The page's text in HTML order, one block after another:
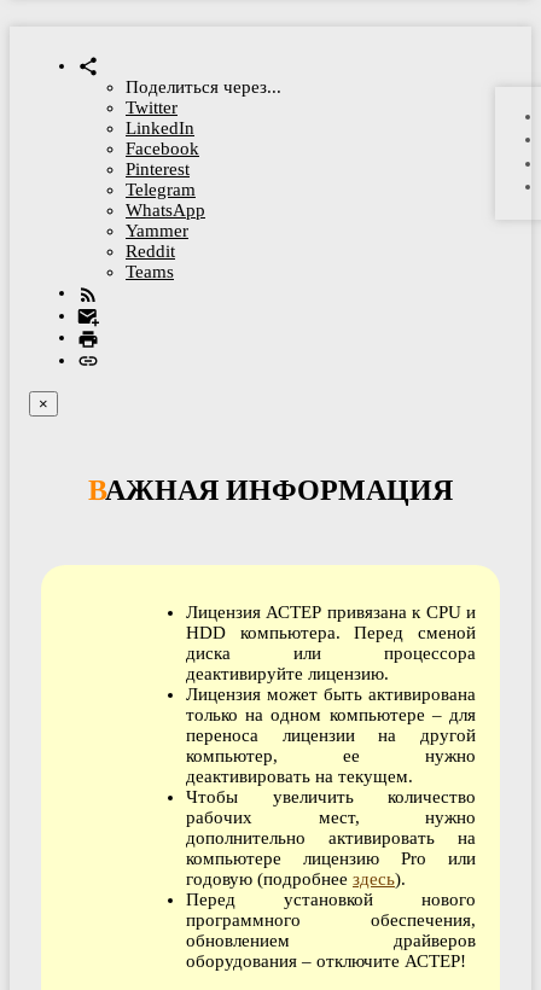
Поделиться через...
Twitter
LinkedIn
Facebook
Pinterest
Telegram
WhatsApp
Yammer
Reddit
Teams
×
ВАЖНАЯ ИНФОРМАЦИЯ
Лицензия АСТЕР привязана к CPU и
HDD компьютера. Перед сменой
диска или процессора
деактивируйте лицензию.
Лицензия может быть активирована
только на одном компьютере – для
переноса лицензии на другой
компьютер, ее нужно
деактивировать на текущем.
Чтобы увеличить количество
рабочих мест, нужно
дополнительно активировать на
компьютере лицензию Pro или
годовую (подробнее здесь).
Перед установкой нового
программного обеспечения,
обновлением драйверов
оборудования – отключите АСТЕР!